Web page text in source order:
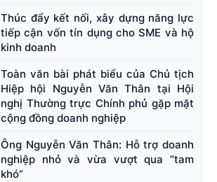
Thúc đẩy kết nối, xây dựng năng lực
tiếp cận vốn tín dụng cho SME và hộ
kinh doanh
Toàn văn bài phát biểu của Chủ tịch
Hiệp hội Nguyễn Văn Thân tại Hội
nghị Thường trực Chính phủ gặp mặt
cộng đồng doanh nghiệp
Ông Nguyễn Văn Thân: Hỗ trợ doanh
nghiệp nhỏ và vừa vượt qua “tam
khó”